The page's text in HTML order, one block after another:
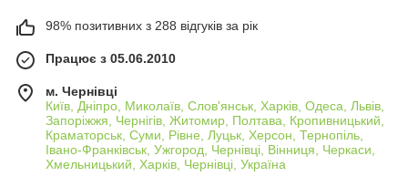
98% позитивних з 288 відгуків за рік
Працює з 05.06.2010
м. Чернівці
Київ, Дніпро, Миколаїв, Слов'янськ, Харків, Одеса, Львів,
Запоріжжя, Чернігів, Житомир, Полтава, Кропивницький,
Краматорськ, Суми, Рівне, Луцьк, Херсон, Тернопіль,
Івано-Франківськ, Ужгород, Чернівці, Вінниця, Черкаси,
Хмельницький, Харків, Чернівці, Україна